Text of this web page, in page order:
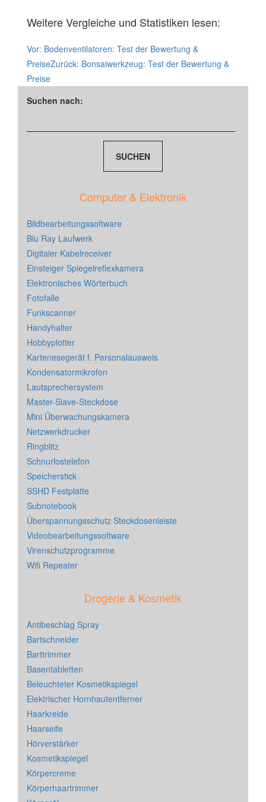
Weitere Vergleiche und Statistiken lesen:
Vor: Bodenventilatoren: Test der Bewertung &
PreiseZurück: Bonsaiwerkzeug: Test der Bewertung &
Preise
Suchen nach:
Computer & Elektronik
Bildbearbeitungssoftware
Blu Ray Laufwerk
Digitaler Kabelreceiver
Einsteiger Spiegelreflexkamera
Elektronisches Wörterbuch
Fotofalle
Funkscanner
Handyhalter
Hobbyplotter
Kartenesegerät f. Personalausweis
Kondensatormikrofon
Lautsprechersystem
Master-Slave-Steckdose
Mini Überwachungskamera
Netzwerkdrucker
Ringblitz
Schnurlostelefon
Speicherstick
SSHD Festplatte
Subnotebook
Überspannungsschutz Steckdosenleiste
Videobearbeitungssoftware
Virenschutzprogramme
Wifi Repeater
Drogerie & Kosmetik
Antibeschlag Spray
Bartschneider
Barttrimmer
Basentabletten
Beleuchteter Kosmetikspiegel
Elektrischer Hornhautentferner
Haarkreide
Haarseife
Hörverstärker
Kosmetikspiegel
Körpercreme
Körperhaartrimmer